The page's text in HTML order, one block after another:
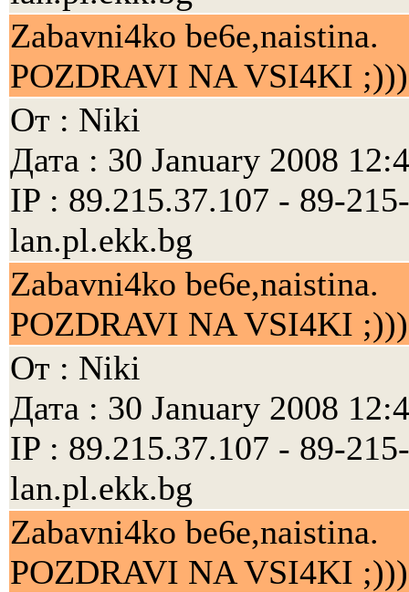
Zabavni4ko be6e,naistina.
POZDRAVI NA VSI4KI ;)))
От : Niki
Дата : 30 January 2008
IP : 89.215.37.107 - 89-
lan.pl.ekk.bg
Zabavni4ko be6e,naistina.
POZDRAVI NA VSI4KI ;)))
От : Niki
Дата : 30 January 2008
IP : 89.215.37.107 - 89-
lan.pl.ekk.bg
Zabavni4ko be6e,naistina.
POZDRAVI NA VSI4KI ;)))